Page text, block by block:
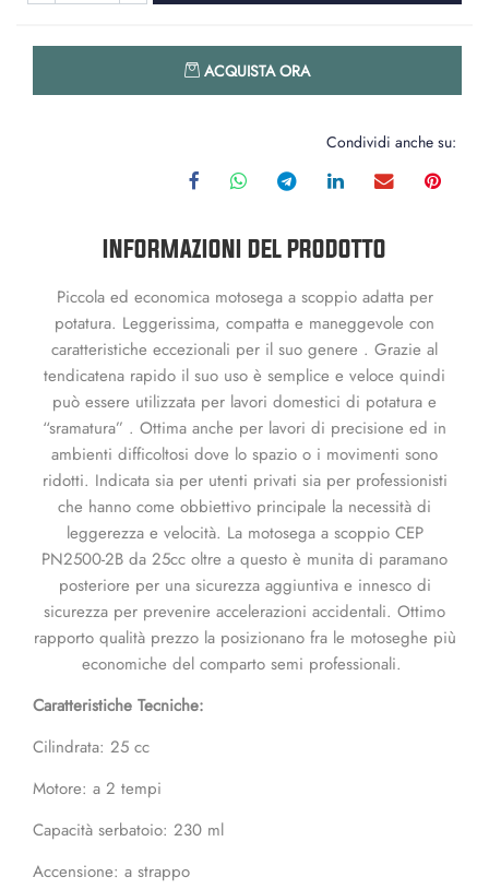
ACQUISTA ORA
Condividi anche su:
INFORMAZIONI DEL PRODOTTO
Piccola ed economica motosega a scoppio adatta per
potatura. Leggerissima, compatta e maneggevole con
caratteristiche eccezionali per il suo genere . Grazie al
tendicatena rapido il suo uso è semplice e veloce quindi
può essere utilizzata per lavori domestici di potatura e
“sramatura” . Ottima anche per lavori di precisione ed in
ambienti difficoltosi dove lo spazio o i movimenti sono
ridotti. Indicata sia per utenti privati sia per professionisti
che hanno come obbiettivo principale la necessità di
leggerezza e velocità. La motosega a scoppio CEP
PN2500-2B da 25cc oltre a questo è munita di paramano
posteriore per una sicurezza aggiuntiva e innesco di
sicurezza per prevenire accelerazioni accidentali. Ottimo
rapporto qualità prezzo la posizionano fra le motoseghe più
economiche del comparto semi professionali.
Caratteristiche Tecniche:
Cilindrata: 25 cc
Motore: a 2 tempi
Capacità serbatoio: 230 ml
Accensione: a strappo